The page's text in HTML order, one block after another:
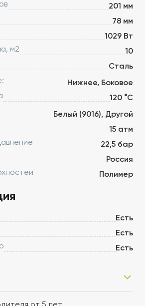
201 мм
78 мм
1029 Вт
м2 10
Сталь
Нижнее, Боковое
120 °С
Белый (9016), Другой
15 атм
22,5 бар
Россия
Полимер
Есть
Есть
Есть